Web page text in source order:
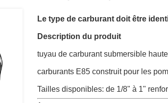
Le type de carburant doit être
Description du produit
tuyau de carburant submersible
carburants E85 construit pour les
Tailles disponibles: de 1/8" à 1"